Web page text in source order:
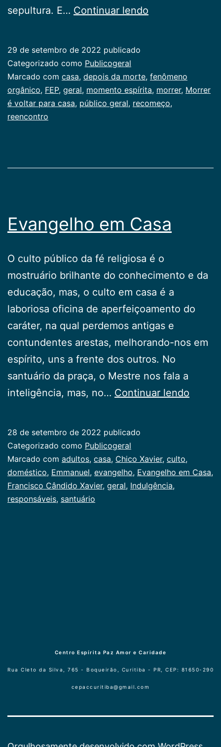
sepultura. E… Continuar lendo
casa
29 de setembro de 2022 publicado
Categorizado como Publicogeral
Marcado com casa, depois da morte, fenômeno
orgânico, FEP, geral, momento espírita, morrer, Morrer
é voltar para casa, público geral, recomeço,
reencontro
Evangelho em Casa
O culto público da fé religiosa é o
mostruário brilhante do conhecimento e da
educação, mas, o culto em casa é a
laboriosa oficina de aperfeiçoamento do
caráter, na qual perdemos antigas e
contundentes arestas, melhorando-nos em
espírito, uns a frente dos outros. No
santuário da praça, o Mestre nos fala a
inteligência, mas, no… Continuar lendo
28 de setembro de 2022 publicado
Categorizado como Publicogeral
Marcado com adultos, casa, Chico Xavier, culto,
doméstico, Emmanuel, evangelho, Evangelho em Casa,
Francisco Cândido Xavier, geral, Indulgência,
responsáveis, santuário
Centro Espírita Paz Amor e Caridade
Rua Cleto da Silva, 765 - Boqueirão, Curitiba - PR, CEP: 81650-290
cepaccuritiba@gmail.com